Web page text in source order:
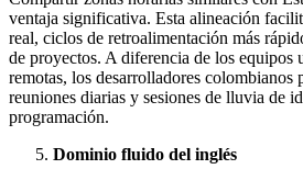
ventaja significativa. Esta alineación
real, ciclos de retroalimentación más
de proyectos. A diferencia de los equipos
remotas, los desarrolladores colombianos
reuniones diarias y sesiones de lluvia de
programación.
Dominio fluido del inglés